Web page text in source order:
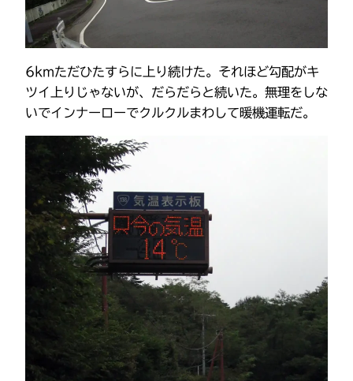
6kmただひたすらに上り続けた。それほど勾配がキ
ツイ上りじゃないが、だらだらと続いた。無理をしな
いでインナーローでクルクルまわして暖機運転だ。